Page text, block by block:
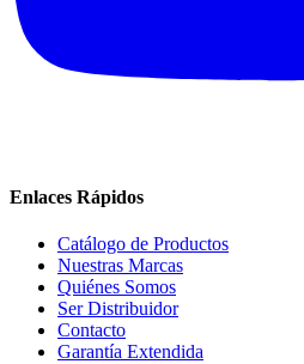
Enlaces Rápidos
Catálogo de Productos
Nuestras Marcas
Quiénes Somos
Ser Distribuidor
Contacto
Garantía Extendida